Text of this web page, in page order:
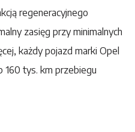
regeneracyjnego
zasięg przy minimalnych
każdy pojazd marki Opel
160 tys. km przebiegu